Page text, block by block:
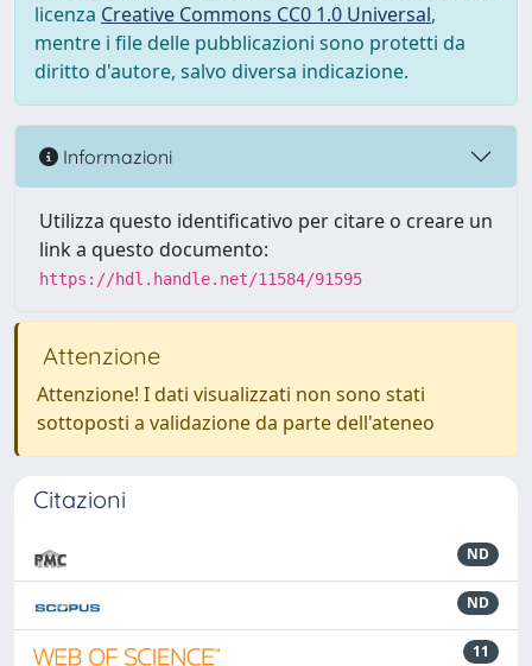
licenza Creative Commons CC0 1.0 Universal,
mentre i file delle pubblicazioni sono protetti da
diritto d'autore, salvo diversa indicazione.
Informazioni
Utilizza questo identificativo per citare o creare un
link a questo documento:
https://hdl.handle.net/11584/91595
Attenzione
Attenzione! I dati visualizzati non sono stati
sottoposti a validazione da parte dell'ateneo
Citazioni
ND
ND
11